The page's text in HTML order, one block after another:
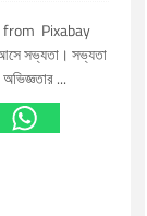
Pixabay
আসে সভ্যতা। সভ্যতা
অভিজ্ঞতার ...